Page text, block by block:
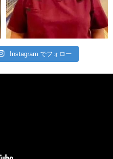
Instagram でフォロー